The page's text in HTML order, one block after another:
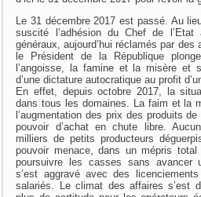
Le 31 décembre 2017 est passé. Au
suscité l’adhésion du Chef de
généraux, aujourd’hui réclamés par
le Président de la République
l’angoisse, la famine et la misère et
d’une dictature autocratique au profit
En effet, depuis octobre 2017, la
dans tous les domaines. La faim et la
l’augmentation des prix des produits
pouvoir d’achat en chute libre.
milliers de petits producteurs
pouvoir menace, dans un mépris
poursuivre les casses sans avancer
s’est aggravé avec des
salariés. Le climat des affaires s’est